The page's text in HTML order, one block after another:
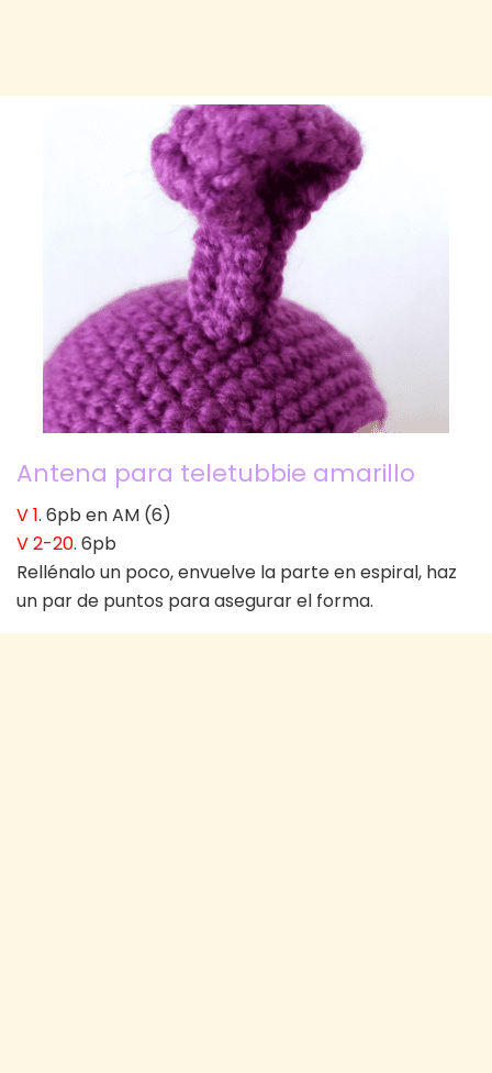
Antena para teletubbie amarillo
V 1. 6pb en AM (6)
V 2-20. 6pb
Rellénalo un poco, envuelve la parte en espiral, haz
un par de puntos para asegurar el forma.